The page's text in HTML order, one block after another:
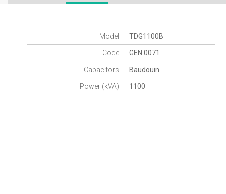
Model TDG1100B
Code GEN.0071
Capacitors Baudouin
Power (kVA) 1100